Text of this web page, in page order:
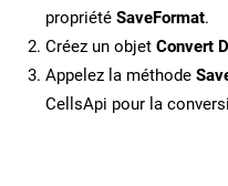
propriété SaveFormat.
Créez un objet Convert
Appelez la méthode
CellsApi pour la